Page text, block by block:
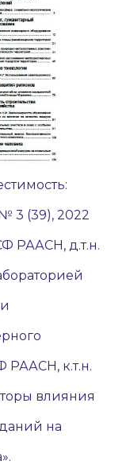
3 (39), 2022
РААСН, д.т.н.
РААСН, к.т.н.
влияния
на